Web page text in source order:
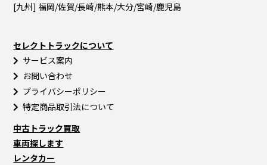
[九州] 福岡/佐賀/長崎/熊本/大分/宮崎/鹿児島
セレクトトラックについて
サービス案内
お問い合わせ
プライバシーポリシー
特定商品取引法について
中古トラック買取
車両探します
レンタカー